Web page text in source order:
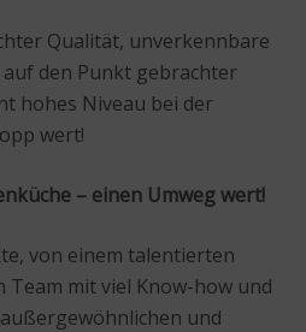
Qualität, unverkennbare
auf den Punkt gebrachter
hohes Niveau bei der
wert!
– einen Umweg wert!
von einem talentierten
Team mit viel Know-how und
und